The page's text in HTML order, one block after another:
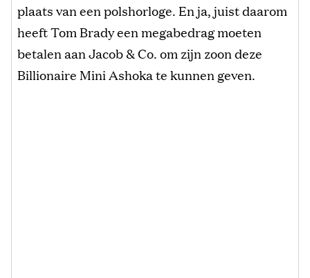
plaats van een polshorloge. En ja, juist daarom
heeft Tom Brady een megabedrag moeten
betalen aan Jacob & Co. om zijn zoon deze
Billionaire Mini Ashoka te kunnen geven.